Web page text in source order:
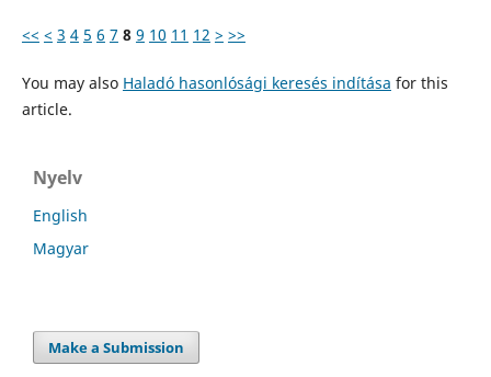
<< < 3 4 5 6 7 8 9 10 11 12 > >>
You may also Haladó hasonlósági keresés indítása for this
article.
Nyelv
English
Magyar
Make a Submission